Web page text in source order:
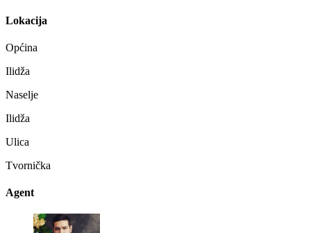
Lokacija
Općina
Ilidža
Naselje
Ilidža
Ulica
Tvornička
Agent